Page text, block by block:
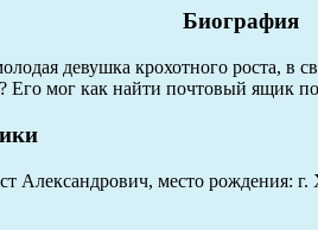
Биография
девушка крохотного роста, в
Его мог как найти почтовый ящик
Александрович, место рождения: